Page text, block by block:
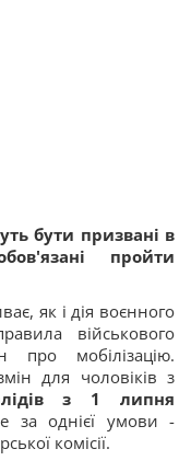
бути призвані в
пройти
як і дія воєнного
військового
про мобілізацію.
для чоловіків з
з 1 липня
за однієї умови -
комісії.